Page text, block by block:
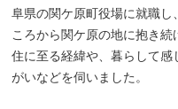
阜県の関ケ原町役場に就職
ころから関ケ原の地に抱き
住に至る経緯や、暮らして感
がいなどを伺いました。